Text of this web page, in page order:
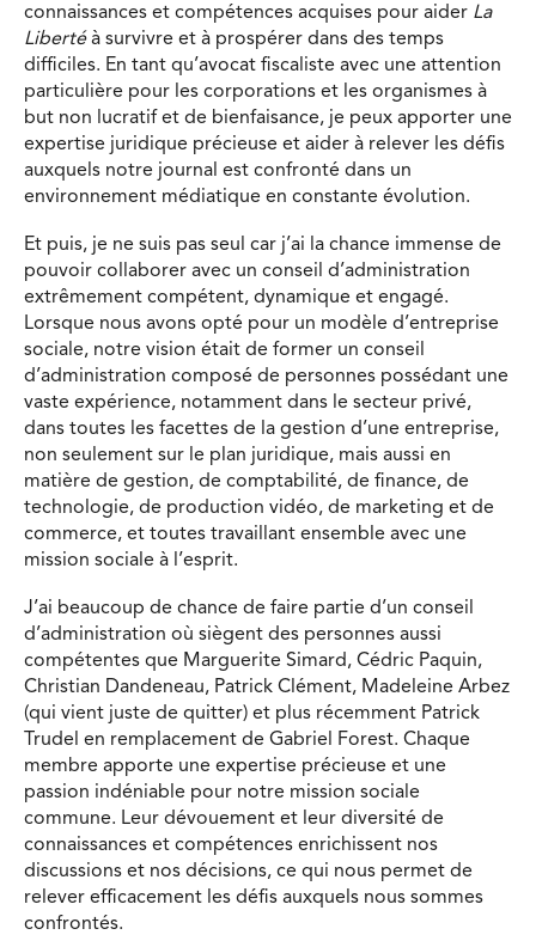
connaissances et compétences acquises pour aider La
Libertéà survivre et à prospérer dans des temps
difficiles. En tant qu’avocat fiscaliste avec une attention
particulière pour les corporations et les organismes à
but non lucratif et de bienfaisance, je peux apporter une
expertise juridique précieuse et aider à relever les défis
auxquels notre journal est confronté dans un
environnement médiatique en constante évolution.
Et puis, je ne suis pas seul car j’ai la chance immense de
pouvoir collaborer avec un conseil d’administration
extrêmement compétent, dynamique et engagé.
Lorsque nous avons opté pour un modèle d’entreprise
sociale, notre vision était de former un conseil
d’administration composé de personnes possédant une
vaste expérience, notamment dans le secteur privé,
dans toutes les facettes de la gestion d’une entreprise,
non seulement sur le plan juridique, mais aussi en
matière de gestion, de comptabilité, de finance, de
technologie, de production vidéo, de marketing et de
commerce, et toutes travaillant ensemble avec une
mission sociale à l’esprit.
J’ai beaucoup de chance de faire partie d’un conseil
d’administration où siègent des personnes aussi
compétentes que Marguerite Simard, Cédric Paquin,
Christian Dandeneau, Patrick Clément, Madeleine Arbez
(qui vient juste de quitter) et plus récemment Patrick
Trudel en remplacement de Gabriel Forest. Chaque
membre apporte une expertise précieuse et une
passion indéniable pour notre mission sociale
commune. Leur dévouement et leur diversité de
connaissances et compétences enrichissent nos
discussions et nos décisions, ce qui nous permet de
relever efficacement les défis auxquels nous sommes
confrontés.